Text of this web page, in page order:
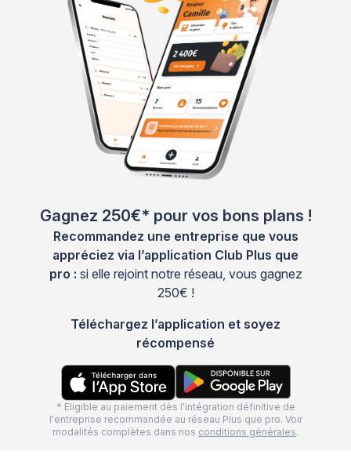
Gagnez 250€* pour vos bons plans !
Recommandez une entreprise que vous
appréciez via l’application Club Plus que
pro : si elle rejoint notre réseau, vous gagnez
250€ !
Téléchargez l’application et soyez
récompensé
* Eligible au paiement dès l'intégration définitive de
l'entreprise recommandée au réseau Plus que pro. Voir
modalités complètes dans nos conditions générales.